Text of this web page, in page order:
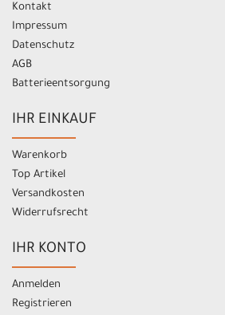
Kontakt
Impressum
Datenschutz
AGB
Batterieentsorgung
IHR EINKAUF
Warenkorb
Top Artikel
Versandkosten
Widerrufsrecht
IHR KONTO
Anmelden
Registrieren